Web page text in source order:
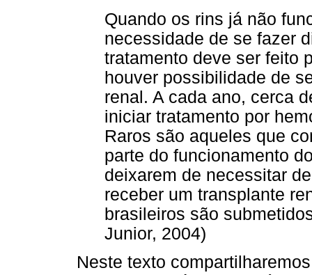
Quando os rins já não
necessidade de se fazer
tratamento deve ser feito
houver possibilidade de
renal. A cada ano, cerca
iniciar tratamento por
Raros são aqueles que
parte do funcionamento
deixarem de necessitar
receber um transplante
brasileiros são
Junior, 2004)
Neste texto